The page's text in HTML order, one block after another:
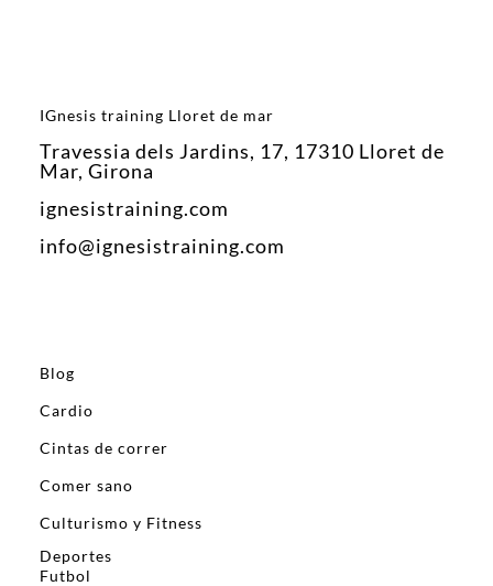
IGnesis training Lloret de mar
Travessia dels Jardins, 17, 17310 Lloret de
Mar, Girona
ignesistraining.com
info@ignesistraining.com
Blog
Cardio
Cintas de correr
Comer sano
Culturismo y Fitness
Deportes
Futbol